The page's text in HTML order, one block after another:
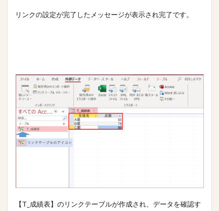
リンクの設定が完了したメッセージが表示され完了です。
【T_成績表】のリンクテーブルが作成され、データを確認す